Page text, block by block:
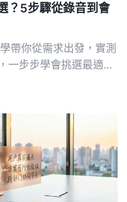
？5步驟從錄音到會
帶你從需求出發，實測
步步學會挑選最適合